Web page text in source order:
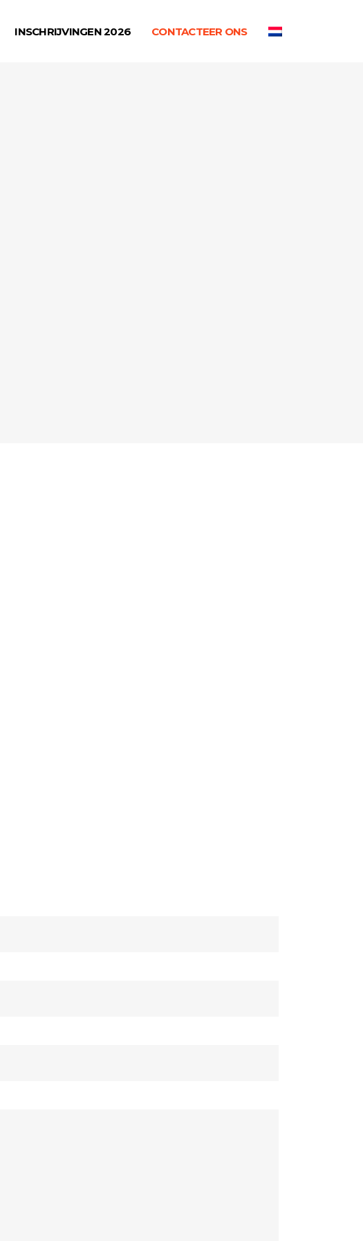
INSCHRIJVINGEN 2026 CONTACTEER ONS